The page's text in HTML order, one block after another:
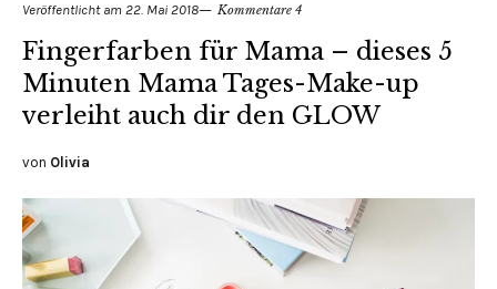
Veröffentlicht am 22. Mai 2018 Kommentare 4
Fingerfarben für Mama – dieses 5
Minuten Mama Tages-Make-up
verleiht auch dir den GLOW
von Olivia